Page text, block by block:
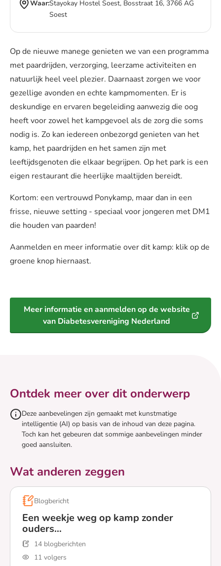
Op de nieuwe manege genieten we van een programma
met paardrijden, verzorging, leerzame activiteiten en
natuurlijk heel veel plezier. Daarnaast zorgen we voor
gezellige avonden en echte kampmomenten. Er is
deskundige en ervaren begeleiding aanwezig die oog
heeft voor zowel het kampgevoel als de zorg die soms
nodig is. Zo kan iedereen onbezorgd genieten van het
kamp, het paardrijden en het samen zijn met
leeftijdsgenoten die elkaar begrijpen. Op het park is een
eigen restaurant die heerlijke maaltijden bereidt.
Kortom: een vertrouwd Ponykamp, maar dan in een
frisse, nieuwe setting - speciaal voor jongeren met DM1
die houden van paarden!
Aanmelden en meer informatie over dit kamp: klik op de
groene knop hiernaast.
Waar:Stayokay Hostel Soest, Bosstraat 16, 3766 AG
Soest
Meer informatie en aanmelden op de website
van Diabetesvereniging Nederland
Ontdek meer over dit onderwerp
Deze aanbevelingen zijn gemaakt met kunstmatige
intelligentie (AI) op basis van de inhoud van deze pagina.
Toch kan het gebeuren dat sommige aanbevelingen minder
goed aansluiten.
Wat anderen zeggen
Blogbericht
Een weekje weg op kamp zonder
ouders…
14 blogberichten
11 volgers